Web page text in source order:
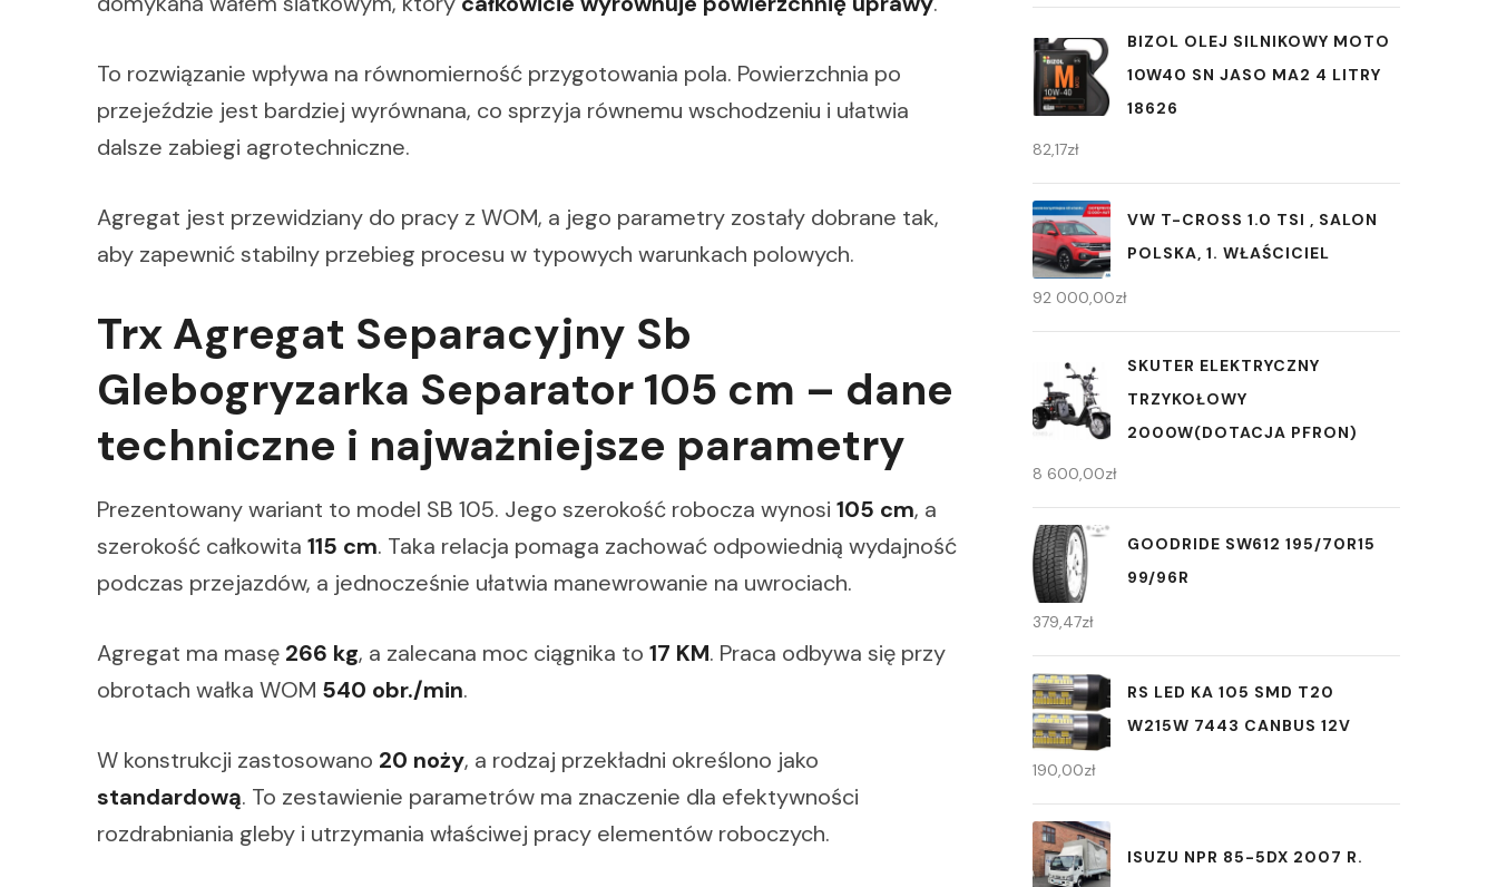
To rozwiązanie wpływa na równomierność przygotowania pola. Powierzchnia po
przejeździe jest bardziej wyrównana, co sprzyja równemu wschodzeniu i ułatwia
dalsze zabiegi agrotechniczne.
Agregat jest przewidziany do pracy z WOM, a jego parametry zostały dobrane tak,
aby zapewnić stabilny przebieg procesu w typowych warunkach polowych.
Trx Agregat Separacyjny Sb
Glebogryzarka Separator 105 cm – dane
techniczne i najważniejsze parametry
Prezentowany wariant to model SB 105. Jego szerokość robocza wynosi 105 cm, a
szerokość całkowita 115 cm. Taka relacja pomaga zachować odpowiednią wydajność
podczas przejazdów, a jednocześnie ułatwia manewrowanie na uwrociach.
Agregat ma masę 266 kg, a zalecana moc ciągnika to 17 KM. Praca odbywa się przy
obrotach wałka WOM 540 obr./min.
W konstrukcji zastosowano 20 noży, a rodzaj przekładni określono jako
standardową. To zestawienie parametrów ma znaczenie dla efektywności
rozdrabniania gleby i utrzymania właściwej pracy elementów roboczych.
BIZOL OLEJ SILNIKOWY MOTO
10W40 SN JASO MA2 4 LITRY
18626
82,17zł
VW T-CROSS 1.0 TSI , SALON
POLSKA, 1. WŁAŚCICIEL
92 000,00zł
SKUTER ELEKTRYCZNY
TRZYKOŁOWY
2000W(DOTACJA PFRON)
8 600,00zł
GOODRIDE SW612 195/70R15
99/96R
379,47zł
RS LED KA 105 SMD T20
W215W 7443 CANBUS 12V
190,00zł
ISUZU NPR 85-5DX 2007 R.